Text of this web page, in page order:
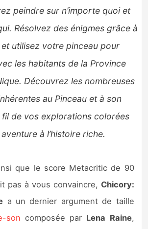
peindre sur n’importe quoi et
Résolvez des énigmes grâce à
utilisez votre pinceau pour
les habitants de la Province
Découvrez les nombreuses
au Pinceau et à son
de vos explorations colorées
à l’histoire riche.
que le score Metacritic de 90
pas à vous convaincre, Chicory:
a un dernier argument de taille
son composée par Lena Raine,